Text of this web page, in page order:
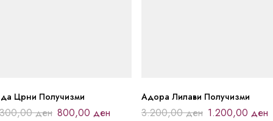
Црни Получизми
ден 800,00 ден
Адора Лилави Получизми
3.200,00ден 1.200,00 ден